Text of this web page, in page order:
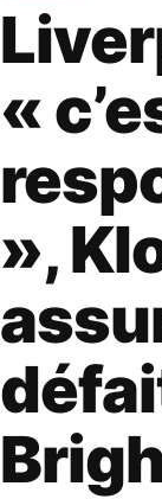
«
»,